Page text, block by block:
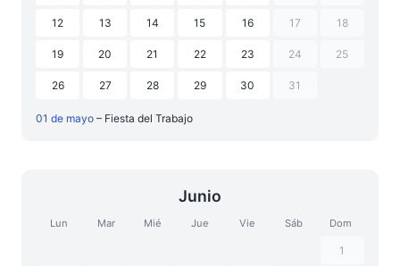
12 13 14 15 16 17 18
19 20 21 22 23 24 25
26 27 28 29 30 31
01 de mayo – Fiesta del Trabajo
Junio
Lun Mar Mié Jue Vie Sáb Dom
1